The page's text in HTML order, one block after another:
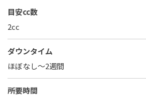
目安cc数
2cc
ダウンタイム
ほぼなし〜2週間
所要時間